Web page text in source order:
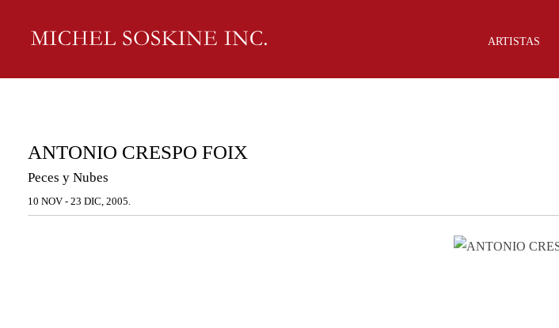
ARTISTAS
ANTONIO CRESPO FOIX
Peces y Nubes
10 NOV - 23 DIC, 2005.